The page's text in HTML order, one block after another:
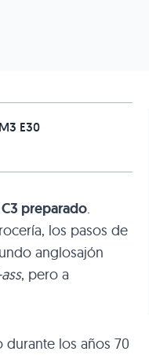
E30
preparado.
los pasos de
anglosajón
, pero a
durante los años 70